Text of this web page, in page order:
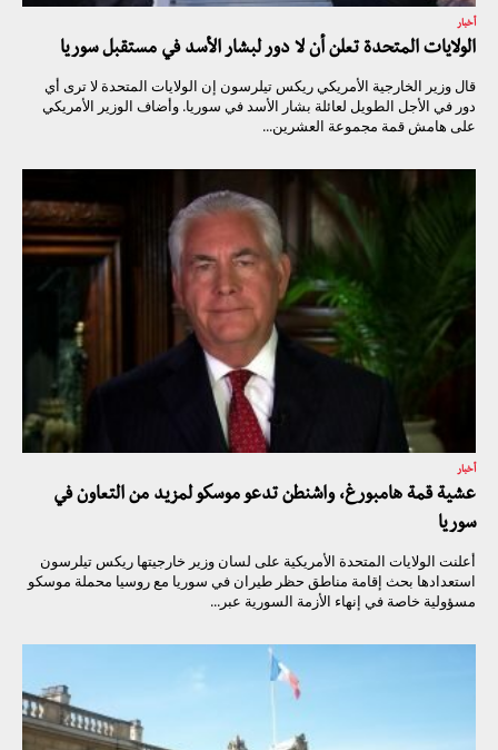
أخبار
الولايات المتحدة تعلن أن لا دور لبشار الأسد في مستقبل سوريا
قال وزير الخارجية الأمريكي ريكس تيلرسون إن الولايات المتحدة لا ترى أي
دور في الأجل الطويل لعائلة بشار الأسد في سوريا. وأضاف الوزير الأمريكي
على هامش قمة مجموعة العشرين...
أخبار
عشية قمة هامبورغ، واشنطن تدعو موسكو لمزيد من التعاون في
سوريا
أعلنت الولايات المتحدة الأمريكية على لسان وزير خارجيتها ريكس تيلرسون
استعدادها بحث إقامة مناطق حظر طيران في سوريا مع روسيا محملة موسكو
مسؤولية خاصة في إنهاء الأزمة السورية عبر...